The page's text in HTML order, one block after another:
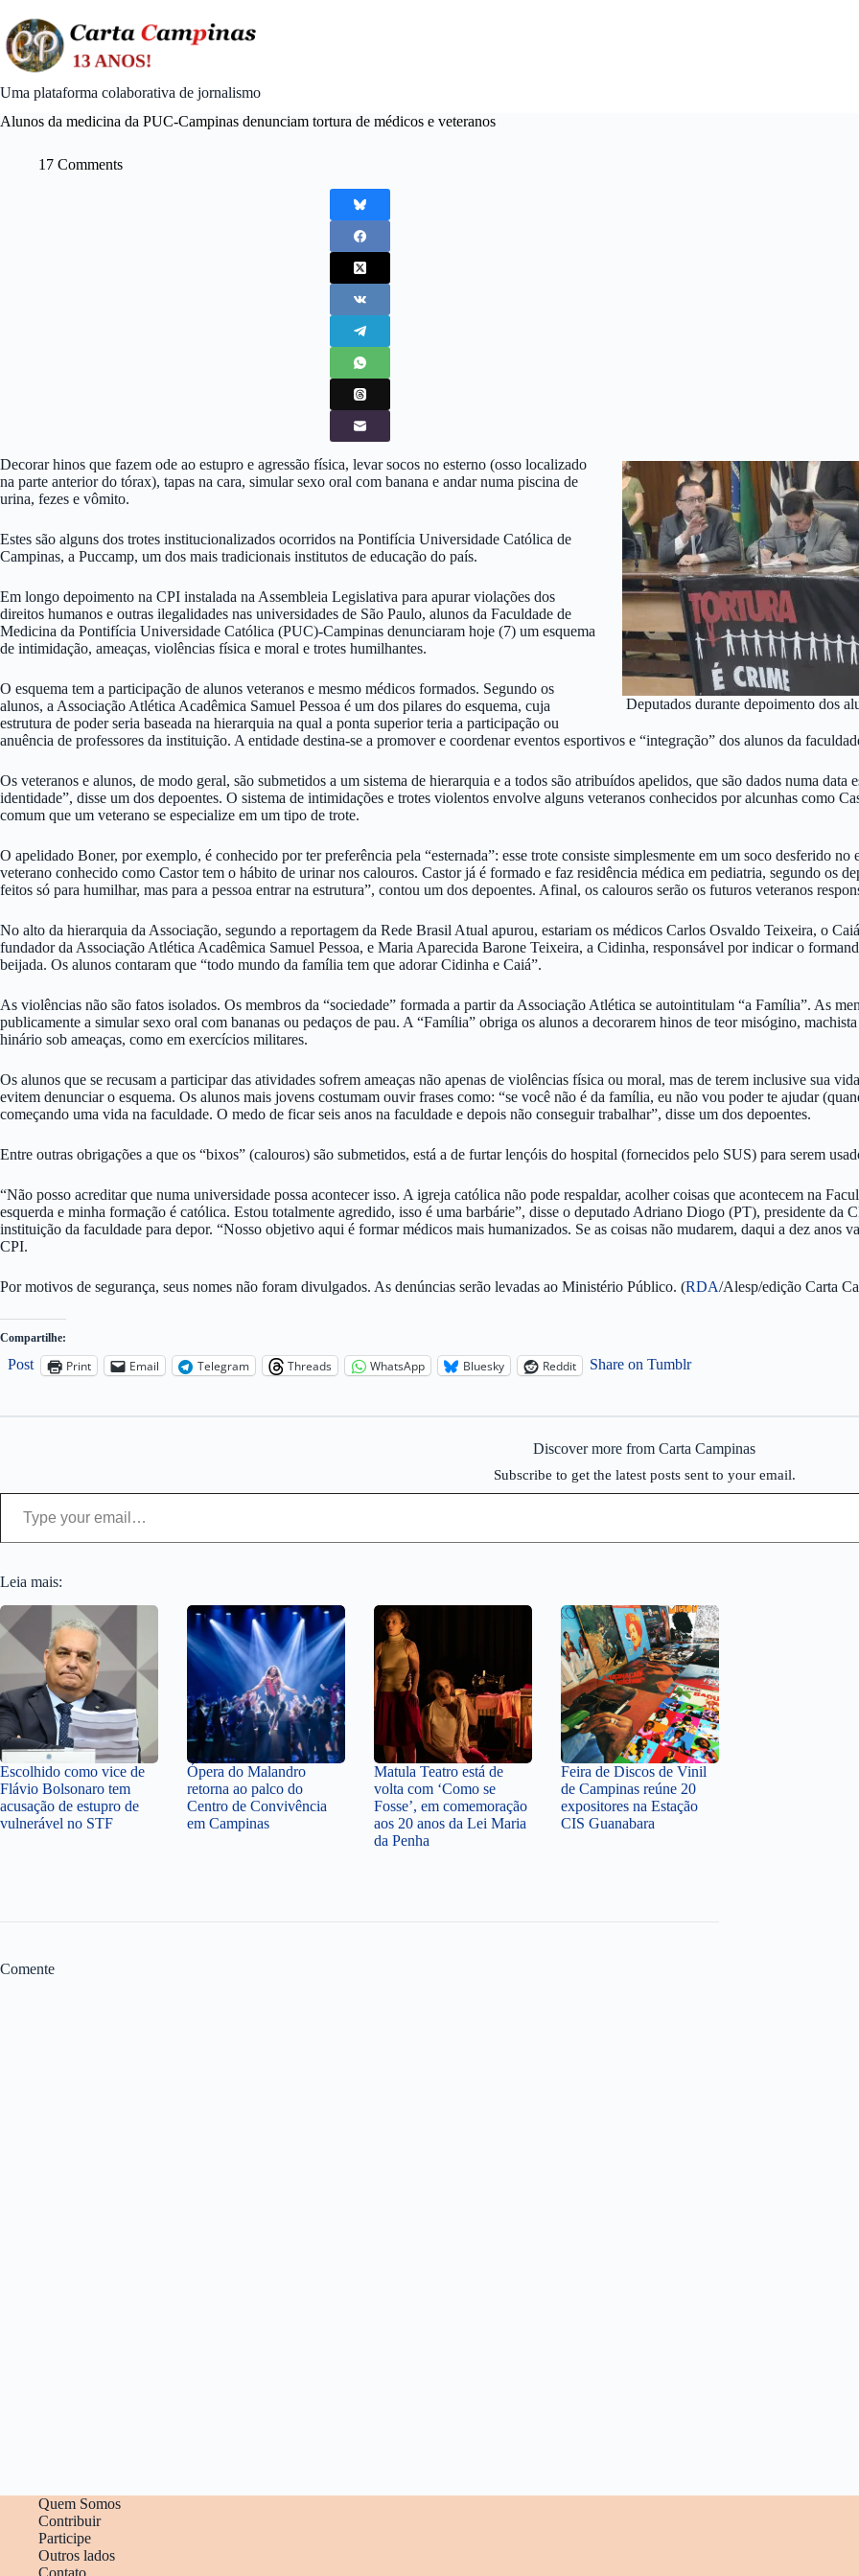
content
Uma plataforma colaborativa de jornalismo
Alunos da medicina da PUC-Campinas denunciam tortura de médicos e veteranos
17 Comments
Deputados durante depoimento dos
Decorar hinos que fazem ode ao estupro e agressão física, levar socos no esterno (osso localizado
na parte anterior do tórax), tapas na cara, simular sexo oral com banana e andar numa piscina de
urina, fezes e vômito.
Estes são alguns dos trotes institucionalizados ocorridos na Pontifícia Universidade Católica de
Campinas, a Puccamp, um dos mais tradicionais institutos de educação do país.
Em longo depoimento na CPI instalada na Assembleia Legislativa para apurar violações dos
direitos humanos e outras ilegalidades nas universidades de São Paulo, alunos da Faculdade de
Medicina da Pontifícia Universidade Católica (PUC)-Campinas denunciaram hoje (7) um esquema
de intimidação, ameaças, violências física e moral e trotes humilhantes.
O esquema tem a participação de alunos veteranos e mesmo médicos formados. Segundo os
alunos, a Associação Atlética Acadêmica Samuel Pessoa é um dos pilares do esquema, cuja
estrutura de poder seria baseada na hierarquia na qual a ponta superior teria a participação ou
anuência de professores da instituição. A entidade destina-se a promover e coordenar eventos esportivos e “integração” dos alunos da
Os veteranos e alunos, de modo geral, são submetidos a um sistema de hierarquia e a todos são atribuídos apelidos, que são dados numa
identidade”, disse um dos depoentes. O sistema de intimidações e trotes violentos envolve alguns veteranos conhecidos por alcunhas como
comum que um veterano se especialize em um tipo de trote.
O apelidado Boner, por exemplo, é conhecido por ter preferência pela “esternada”: esse trote consiste simplesmente em um soco desferido
veterano conhecido como Castor tem o hábito de urinar nos calouros. Castor já é formado e faz residência médica em pediatria, segundo os
feitos só para humilhar, mas para a pessoa entrar na estrutura”, contou um dos depoentes. Afinal, os calouros serão os futuros veteranos
No alto da hierarquia da Associação, segundo a reportagem da Rede Brasil Atual apurou, estariam os médicos Carlos Osvaldo Teixeira, o
fundador da Associação Atlética Acadêmica Samuel Pessoa, e Maria Aparecida Barone Teixeira, a Cidinha, responsável por indicar o
beijada. Os alunos contaram que “todo mundo da família tem que adorar Cidinha e Caiá”.
As violências não são fatos isolados. Os membros da “sociedade” formada a partir da Associação Atlética se autointitulam “a Família”. As
publicamente a simular sexo oral com bananas ou pedaços de pau. A “Família” obriga os alunos a decorarem hinos de teor misógino,
hinário sob ameaças, como em exercícios militares.
Os alunos que se recusam a participar das atividades sofrem ameaças não apenas de violências física ou moral, mas de terem inclusive sua
evitem denunciar o esquema. Os alunos mais jovens costumam ouvir frases como: “se você não é da família, eu não vou poder te ajudar
começando uma vida na faculdade. O medo de ficar seis anos na faculdade e depois não conseguir trabalhar”, disse um dos depoentes.
Entre outras obrigações a que os “bixos” (calouros) são submetidos, está a de furtar lençóis do hospital (fornecidos pelo SUS) para serem
“Não posso acreditar que numa universidade possa acontecer isso. A igreja católica não pode respaldar, acolher coisas que acontecem na
esquerda e minha formação é católica. Estou totalmente agredido, isso é uma barbárie”, disse o deputado Adriano Diogo (PT), presidente da
instituição da faculdade para depor. “Nosso objetivo aqui é formar médicos mais humanizados. Se as coisas não mudarem, daqui a dez anos
CPI.
Por motivos de segurança, seus nomes não foram divulgados. As denúncias serão levadas ao Ministério Público. (RDA/Alesp/edição Carta
Compartilhe:
Post Print Email Telegram Threads WhatsApp Bluesky Reddit Share on Tumblr
Discover more from Carta Campinas
Subscribe to get the latest posts sent to your email.
Type your email…
Leia mais:
Escolhido como vice de
Flávio Bolsonaro tem
acusação de estupro de
vulnerável no STF
Ópera do Malandro
retorna ao palco do
Centro de Convivência
em Campinas
Matula Teatro está de
volta com ‘Como se
Fosse’, em comemoração
aos 20 anos da Lei Maria
da Penha
Feira de Discos de Vinil
de Campinas reúne 20
expositores na Estação
CIS Guanabara
Comente
Quem Somos
Contribuir
Participe
Outros lados
Contato